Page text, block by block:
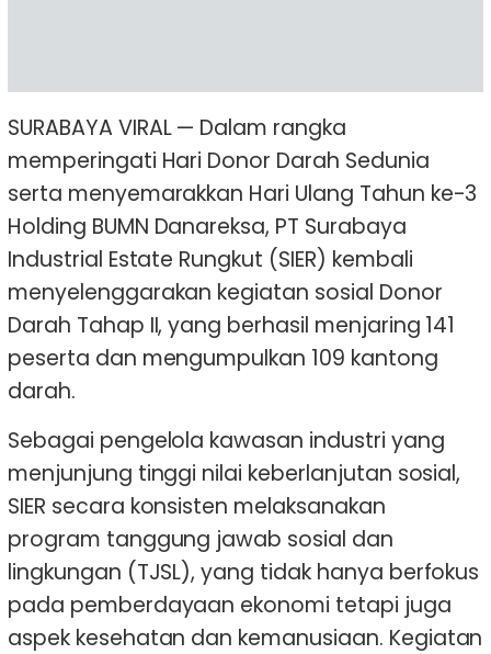
SURABAYA VIRAL — Dalam rangka
memperingati Hari Donor Darah Sedunia
serta menyemarakkan Hari Ulang Tahun ke-3
Holding BUMN Danareksa, PT Surabaya
Industrial Estate Rungkut (SIER) kembali
menyelenggarakan kegiatan sosial Donor
Darah Tahap II, yang berhasil menjaring 141
peserta dan mengumpulkan 109 kantong
darah.
Sebagai pengelola kawasan industri yang
menjunjung tinggi nilai keberlanjutan sosial,
SIER secara konsisten melaksanakan
program tanggung jawab sosial dan
lingkungan (TJSL), yang tidak hanya berfokus
pada pemberdayaan ekonomi tetapi juga
aspek kesehatan dan kemanusiaan. Kegiatan